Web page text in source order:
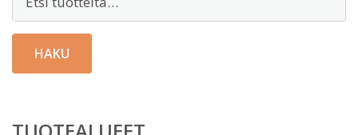
HAKU